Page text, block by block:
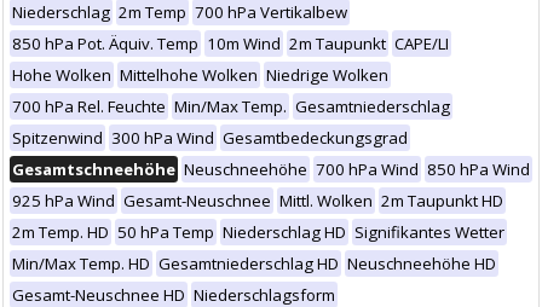
Niederschlag 2m Temp 700 hPa Vertikalbew
850 hPa Pot. Äquiv. Temp 10m Wind 2m Taupunkt CAPE/LI
Hohe Wolken Mittelhohe Wolken Niedrige Wolken
700 hPa Rel. Feuchte Min/Max Temp. Gesamtniederschlag
Spitzenwind 300 hPa Wind Gesamtbedeckungsgrad
Gesamtschneehöhe Neuschneehöhe 700 hPa Wind 850 hPa Wind
925 hPa Wind Gesamt-Neuschnee Mittl. Wolken 2m Taupunkt HD
2m Temp. HD 50 hPa Temp Niederschlag HD Signifikantes Wetter
Min/Max Temp. HD Gesamtniederschlag HD Neuschneehöhe HD
Gesamt-Neuschnee HD Niederschlagsform